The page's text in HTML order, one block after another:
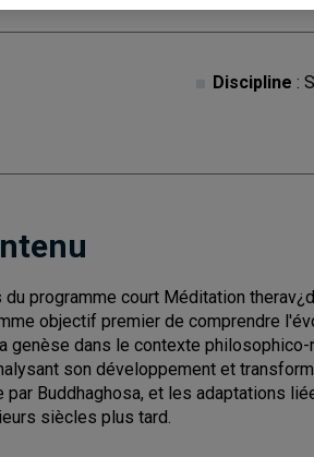
Discipline :
programme court Méditation
objectif premier de comprendre
genèse dans le contexte
son développement et
Buddhaghosa, et les adaptations
siècles plus tard.